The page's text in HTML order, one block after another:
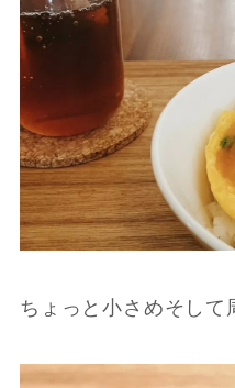
ちょっと小さめそし